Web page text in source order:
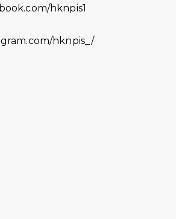
龍長跑隊恆常練習 - 6月18日
龍長跑隊恆常練習 - 6月11日（19:00
hknpis1
hknpis_/